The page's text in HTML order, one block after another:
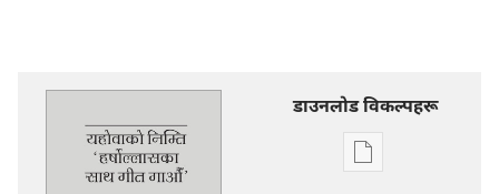
डाउनलोड विकल्पहरू
प्रकाशन